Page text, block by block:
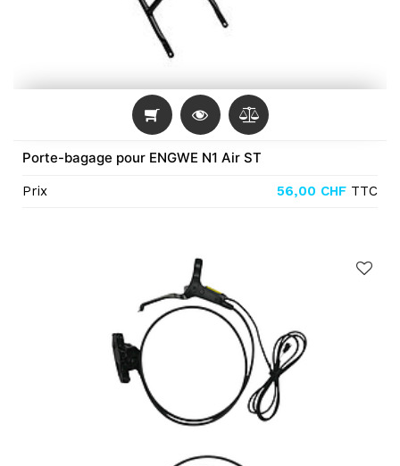
Porte-bagage pour ENGWE N1 Air ST
Prix 56,00 CHF TTC